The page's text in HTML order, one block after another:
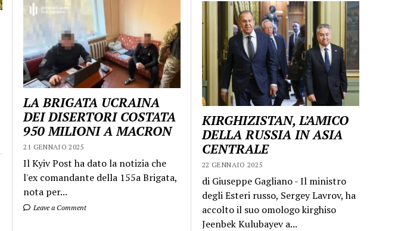
KIRGHIZISTAN, L’AMICO
DELLA RUSSIA IN ASIA
CENTRALE
22 GENNAIO 2025
di Giuseppe Gagliano - Il ministro
degli Esteri russo, Sergey Lavrov, ha
accolto il suo omologo kirghiso
Jeenbek Kulubayev a...
LA BRIGATA UCRAINA
DEI DISERTORI COSTATA
950 MILIONI A MACRON
21 GENNAIO 2025
Il Kyiv Post ha dato la notizia che
l'ex comandante della 155a Brigata,
nota per...
Leave a Comment